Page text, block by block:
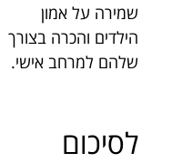
שמירה על אמון
הילדים והכרה בצורך
שלהם למרחב אישי.
לסיכום